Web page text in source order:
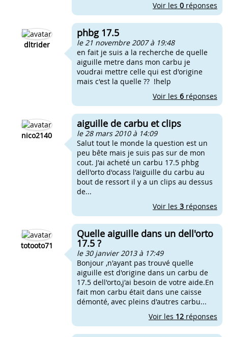
Voir les 0 réponses
dltrider
phbg 17.5
le 21 novembre 2007 à 19:48
en fait je suis a la recherche de quelle
aiguille metre dans mon carbu je
voudrai mettre celle qui est d'origine
mais c'est la quelle ?? !help
Voir les 6 réponses
nico2140
aiguille de carbu et clips
le 28 mars 2010 à 14:09
Salut tout le monde la question est un
peu bête mais je suis pas sur de mon
cout. J'ai acheté un carbu 17.5 phbg
dell'orto d'ocass l'aiguille du carbu au
bout de ressort il y a un clips au dessus
de...
Voir les 3 réponses
totooto71
Quelle aiguille dans un dell'orto
17.5 ?
le 30 janvier 2013 à 17:49
Bonjour ,n'ayant pas trouvé quelle
aiguille est d'origine dans un carbu de
17.5 dell'orto,j'ai besoin de votre aide.En
fait mon carbu était dans une caisse
démonté, avec pleins d'autres carbu...
Voir les 12 réponses